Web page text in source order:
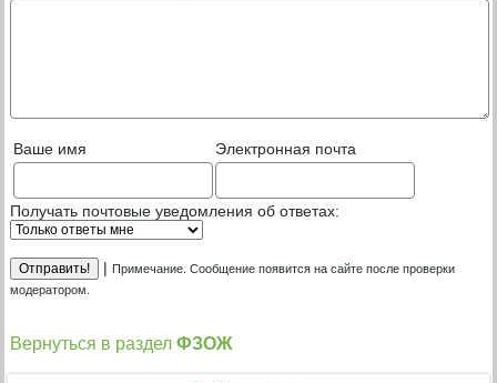
Ваше имя Электронная почта
Получать почтовые уведомления об ответах:
|Примечание. Сообщение появится на сайте после проверки
модератором.
Вернуться в разделФЗОЖ